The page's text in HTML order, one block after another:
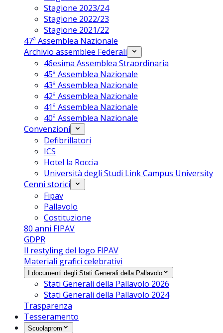
Stagione 2023/24
Stagione 2022/23
Stagione 2021/22
47ª Assemblea Nazionale
Archivio assemblee Federali
46esima Assemblea Straordinaria
45ª Assemblea Nazionale
43ª Assemblea Nazionale
42ª Assemblea Nazionale
41ª Assemblea Nazionale
40ª Assemblea Nazionale
Convenzioni
Defibrillatori
ICS
Hotel la Roccia
Università degli Studi Link Campus University
Cenni storici
Fipav
Pallavolo
Costituzione
80 anni FIPAV
GDPR
Il restyling del logo FIPAV
Materiali grafici celebrativi
I documenti degli Stati Generali della Pallavolo
Stati Generali della Pallavolo 2026
Stati Generali della Pallavolo 2024
Trasparenza
Tesseramento
Scuolaprom